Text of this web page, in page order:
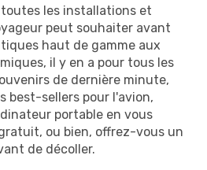
les installations et
peut souhaiter avant
haut de gamme aux
il y en a pour tous les
de dernière minute,
best-sellers pour l'avion,
portable en vous
ou bien, offrez-vous un
de décoller.